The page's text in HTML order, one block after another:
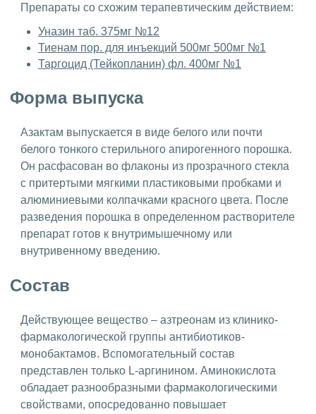
Препараты со схожим терапевтическим действием:
Уназин таб. 375мг №12
Тиенам пор. для инъекций 500мг 500мг №1
Таргоцид (Тейкопланин) фл. 400мг №1
Форма выпуска
Азактам выпускается в виде белого или почти
белого тонкого стерильного апирогенного порошка.
Он расфасован во флаконы из прозрачного стекла
с притертыми мягкими пластиковыми пробками и
алюминиевыми колпачками красного цвета. После
разведения порошка в определенном растворителе
препарат готов к внутримышечному или
внутривенному введению.
Состав
Действующее вещество – азтреонам из клинико-
фармакологической группы антибиотиков-
монобактамов. Вспомогательный состав
представлен только L-аргинином. Аминокислота
обладает разнообразными фармакологическими
свойствами, опосредованно повышает